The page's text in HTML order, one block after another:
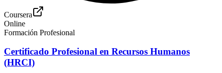
Coursera
Online
Formación Profesional
Certificado Profesional en Recursos Humanos
(HRCI)